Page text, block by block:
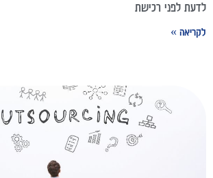
לדעת לפני רכישת
לקריאה »